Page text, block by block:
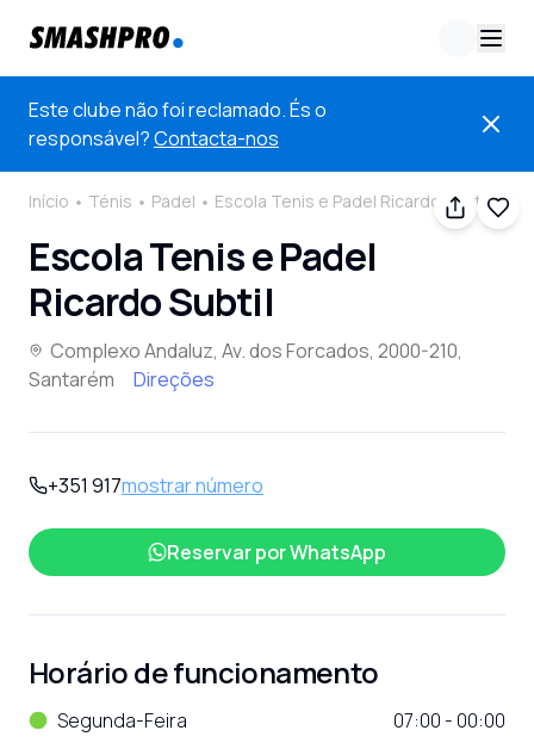
Este clube não foi reclamado. És o
responsável?Contacta-nos
Início Ténis Padel Escola Tenis e Padel Ricardo Subtil
Escola Tenis e Padel
Ricardo Subtil
Complexo Andaluz, Av. dos Forcados, 2000-210,
Santarém
Direções
+351 917mostrar número
Reservar porWhatsApp
Horário de funcionamento
Segunda-Feira
07:00 - 00:00